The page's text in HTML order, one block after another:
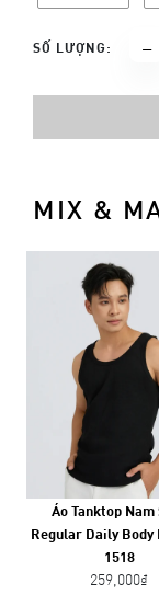
SỐ LƯỢNG:
MIX &
Áo Tanktop
Regular Daily Body
1518
259,000₫